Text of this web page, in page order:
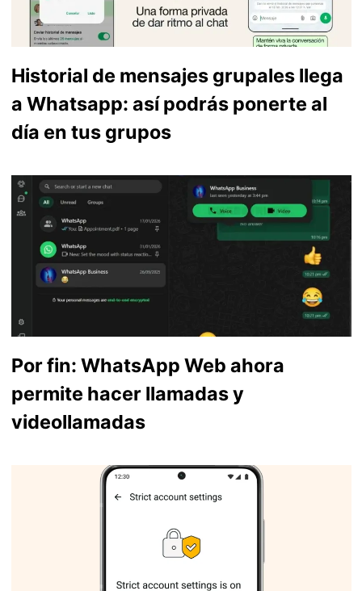
Historial de mensajes grupales llega
a Whatsapp: así podrás ponerte al
día en tus grupos
Por fin: WhatsApp Web ahora
permite hacer llamadas y
videollamadas